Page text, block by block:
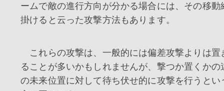
ームで敵の進行方向が分かる場合には、その移動
掛けると云った攻撃方法もあります。
これらの攻撃は、一般的には偏差攻撃よりは置
ることが多いかもしれませんが、撃つか置くかの
の未来位置に対して待ち伏せ的に攻撃を行うとい